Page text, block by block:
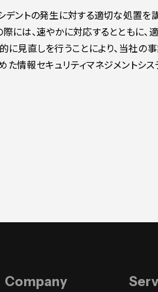
デントの発生に対する適切な処置
には、速やかに対応するとともに、
に見直しを行うことにより、当社の
情報セキュリティマネジメントシス
Company